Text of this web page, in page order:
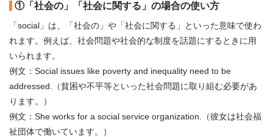
①「社会の」「社会に関する」の場合の使い方
「social」は、「社会の」や「社会に関する」といった意味で使わ
れます。例えば、社会問題や社会的な制度を話題にするときに用
いられます。
例文：Social issues like poverty and inequality need to be
addressed.（貧困や不平等といった社会問題に取り組む必要があ
ります。）
例文：She works for a social service organization.（彼女は社会福
祉団体で働いています。）